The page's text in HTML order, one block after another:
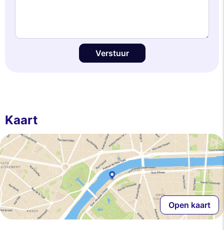
Verstuur
Kaart
Open kaart